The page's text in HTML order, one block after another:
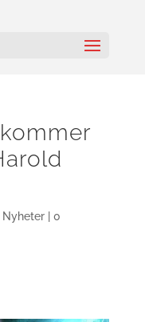
Nyheter| 0